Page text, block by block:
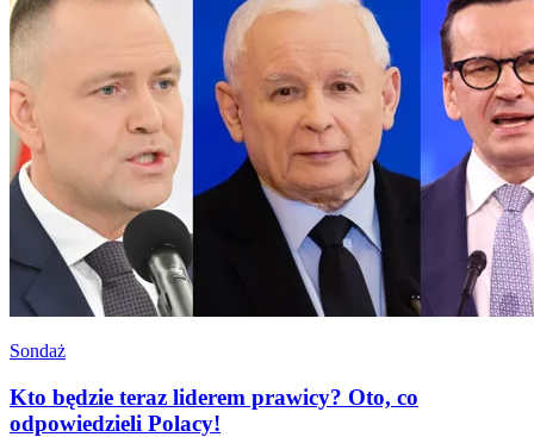
Sondaż
Kto będzie teraz liderem prawicy? Oto, co
odpowiedzieli Polacy!